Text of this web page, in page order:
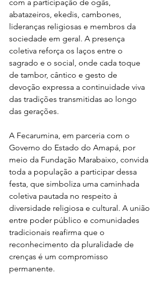
com a participação de ogãs,
abatazeiros, ekedis, cambones,
lideranças religiosas e membros da
sociedade em geral. A presença
coletiva reforça os laços entre o
sagrado e o social, onde cada toque
de tambor, cântico e gesto de
devoção expressa a continuidade viva
das tradições transmitidas ao longo
das gerações.
A Fecarumina, em parceria com o
Governo do Estado do Amapá, por
meio da Fundação Marabaixo, convida
toda a população a participar dessa
festa, que simboliza uma caminhada
coletiva pautada no respeito à
diversidade religiosa e cultural. A união
entre poder público e comunidades
tradicionais reafirma que o
reconhecimento da pluralidade de
crenças é um compromisso
permanente.